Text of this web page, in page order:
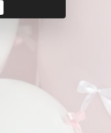
Цветы. Ленты